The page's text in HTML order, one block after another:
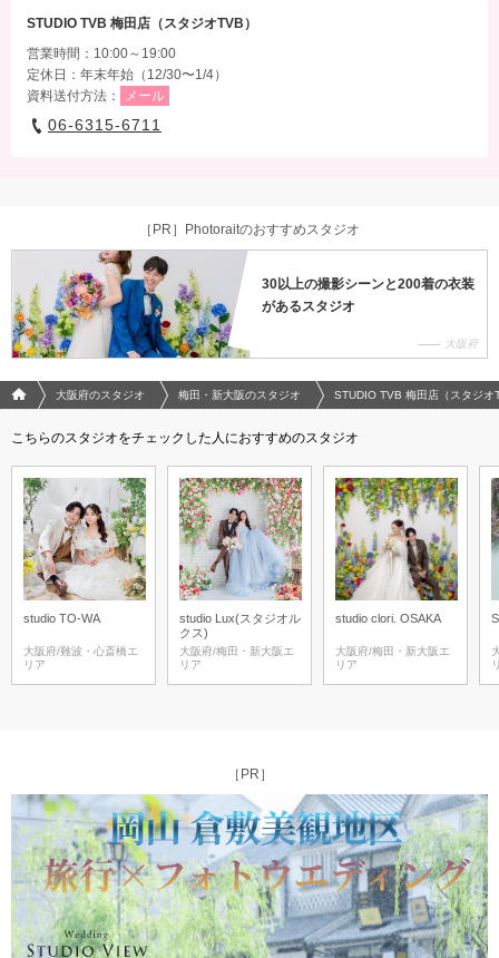
STUDIO TVB 梅田店（スタジオTVB）
営業時間：10:00～19:00
定休日：年末年始（12/30〜1/4）
資料送付方法：
メール
06-6315-6711
［PR］Photoraitのおすすめスタジオ
30以上の撮影シーンと200着の衣装
があるスタジオ
大阪府
フォトウエディング/結婚写真のPhotorait ホーム
大阪府のスタジオ 梅田・新大阪のスタジオ STUDIO TVB 梅田店（スタジオ
こちらのスタジオをチェックした人におすすめのスタジオ
studio TO-WA
大阪府/難波・心斎橋エ
リア
studio Lux(スタジオル
クス)
大阪府/梅田・新大阪エ
リア
studio clori. OSAKA
大阪府/梅田・新大阪エ
リア
［PR］